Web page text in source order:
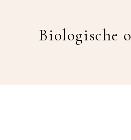
Biologische